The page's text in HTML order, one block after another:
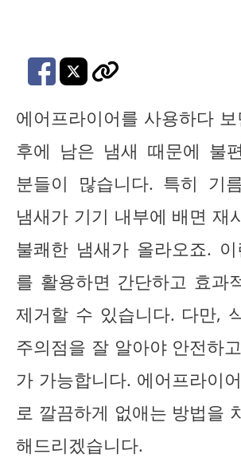
에어프라이어를 사용하다
후에 남은 냄새 때문에 불
분들이 많습니다. 특히 기
냄새가 기기 내부에 배면 재
불쾌한 냄새가 올라오죠.
를 활용하면 간단하고 효과
제거할 수 있습니다. 다만,
주의점을 잘 알아야 안전하
가 가능합니다. 에어프라이
로 깔끔하게 없애는 방법을
해드리겠습니다.